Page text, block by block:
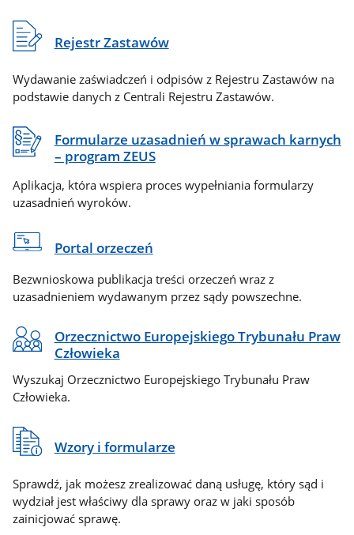
Rejestr Zastawów
Wydawanie zaświadczeń i odpisów z Rejestru Zastawów na
podstawie danych z Centrali Rejestru Zastawów.
Formularze uzasadnień w sprawach karnych
– program ZEUS
Aplikacja, która wspiera proces wypełniania formularzy
uzasadnień wyroków.
Portal orzeczeń
Bezwnioskowa publikacja treści orzeczeń wraz z
uzasadnieniem wydawanym przez sądy powszechne.
Orzecznictwo Europejskiego Trybunału Praw
Człowieka
Wyszukaj Orzecznictwo Europejskiego Trybunału Praw
Człowieka.
Wzory i formularze
Sprawdź, jak możesz zrealizować daną usługę, który sąd i
wydział jest właściwy dla sprawy oraz w jaki sposób
zainicjować sprawę.